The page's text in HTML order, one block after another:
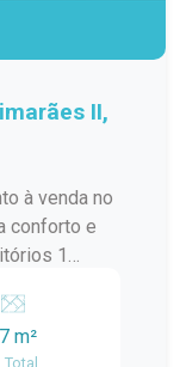
II,
à venda no
conforto e
com
Tudo
m²
Total